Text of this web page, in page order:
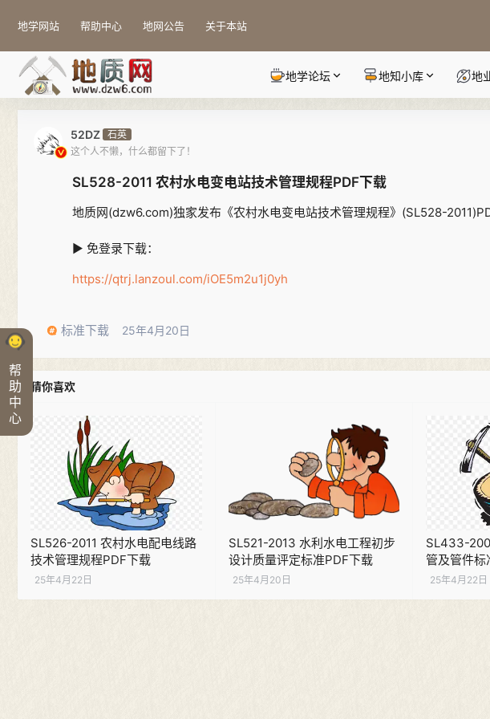
帮
助
中
心
地学网站 帮助中心 地网公告 关于本站
地学论坛 地知小库 地
52DZ 石英
这个人不懒，什么都留下了！
SL528-2011 农村水电变电站技术管理规程PDF下载
地质网(dzw6.com)独家发布《农村水电变电站技术管理规程》(SL528-
▶ 免登录下载：
https://qtrj.lanzoul.com/iOE5m2u1j0yh
标准下载 25年4月20日
猜你喜欢
SL526-2011 农村水电配电线路
技术管理规程PDF下载
25年4月22日
SL521-2013 水利水电工程初步
设计质量评定标准PDF下载
25年4月20日
SL433-
管及管件标
25年4月22日